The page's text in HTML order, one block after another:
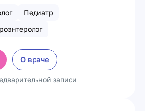
Педиатр
О враче
записи